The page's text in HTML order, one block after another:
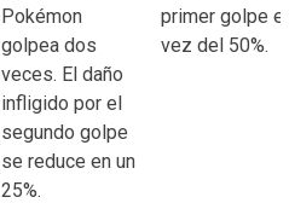
Pokémon
golpea dos
veces. El daño
infligido por el
segundo golpe
se reduce en un
25%.
primer golpe
vez del 50%.